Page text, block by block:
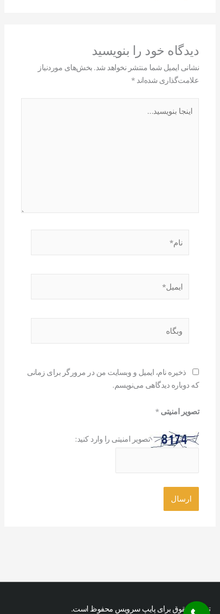
دیدگاه‌ خود را بنویسید
نشانی ایمیل شما منتشر نخواهد شد. بخش‌های موردنیاز
علامت‌گذاری شده‌اند*
بنویسید…
ذخیره نام، ایمیل و وبسایت من در مرورگر برای زمانی
که دوباره دیدگاهی می‌نویسم.
تصویر امنیتی*
تصویر امنیتی را وارد کنید:
تمامی حقوق برای پایپ سرویس محفوظ است.